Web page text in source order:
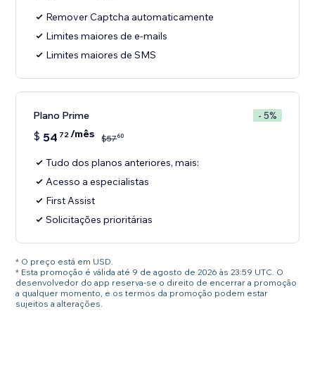
Remover Captcha automaticamente
Limites maiores de e-mails
Limites maiores de SMS
Plano Prime - 5%
$ 54 72/mês $5760
Tudo dos planos anteriores, mais:
Acesso a especialistas
First Assist
Solicitações prioritárias
* O preço está em USD.
* Esta promoção é válida até 9 de agosto de 2026 às 23:59 UTC. O
desenvolvedor do app reserva-se o direito de encerrar a promoção
a qualquer momento, e os termos da promoção podem estar
sujeitos a alterações.